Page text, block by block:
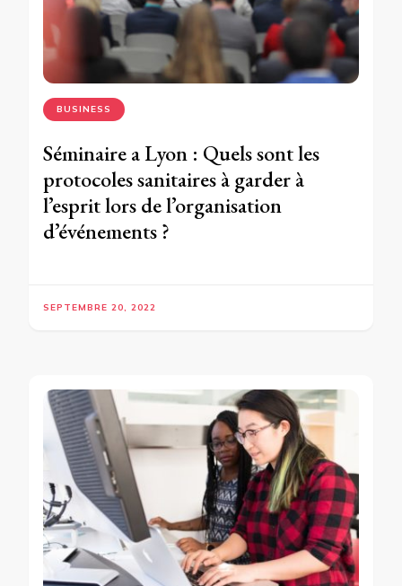
BUSINESS
Séminaire a Lyon : Quels sont les
protocoles sanitaires à garder à
l’esprit lors de l’organisation
d’événements ?
SEPTEMBRE 20, 2022